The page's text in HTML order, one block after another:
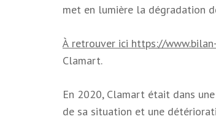
met en lumière la dégradation
À retrouver ici https://
Clamart.
En 2020, Clamart était dans
de sa situation et une